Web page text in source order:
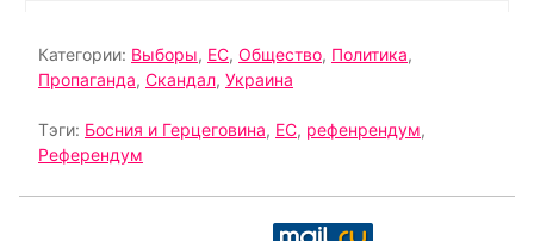
Категории: Выборы, ЕС, Общество, Политика,
Пропаганда, Скандал, Украина
Тэги: Босния и Герцеговина, ЕС, рефенрендум,
Референдум